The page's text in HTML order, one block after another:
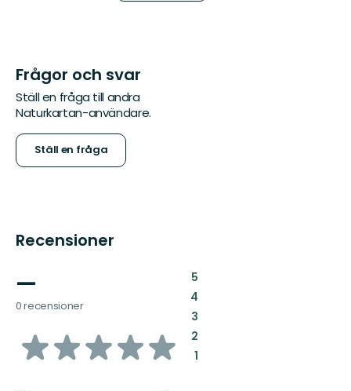
Frågor och svar
Ställ en fråga till andra
Naturkartan-användare.
Ställ en fråga
Recensioner
—
0 recensioner
av
5:
4:
3:
2:
1: